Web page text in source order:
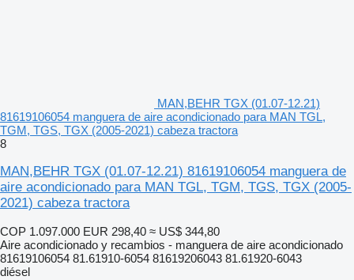
MAN,BEHR TGX (01.07-12.21)
81619106054 manguera de aire acondicionado para MAN TGL,
TGM, TGS, TGX (2005-2021) cabeza tractora
8
MAN,BEHR TGX (01.07-12.21) 81619106054 manguera de
aire acondicionado para MAN TGL, TGM, TGS, TGX (2005-
2021) cabeza tractora
COP 1.097.000 EUR 298,40 ≈ US$ 344,80
Aire acondicionado y recambios - manguera de aire acondicionado
81619106054 81.61910-6054 81619206043 81.61920-6043
diésel